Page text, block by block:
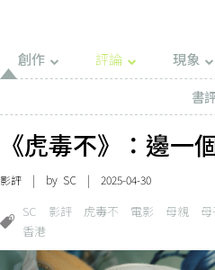
創作 評論 現象
書
《虎毒不》：邊一
影評 | by SC | 2025-04-30
SC 影評 虎毒不 電影 母親
香港